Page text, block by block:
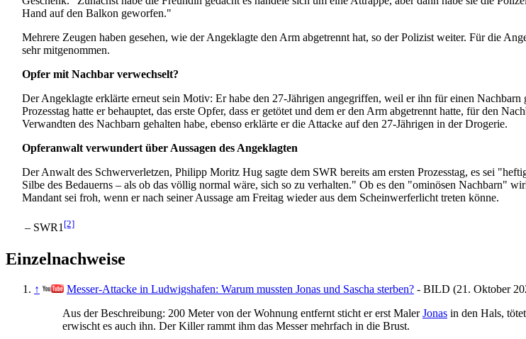
Hand auf den Balkon geworfen."
Mehrere Zeugen haben gesehen, wie der Angeklagte den Arm abgetrennt hat, so der Polizist weiter. Für die
sehr mitgenommen.
Opfer mit Nachbar verwechselt?
Der Angeklagte erklärte erneut sein Motiv: Er habe den 27-Jährigen angegriffen, weil er ihn für einen
Prozesstag hatte er behauptet, das erste Opfer, dass er getötet und dem er den Arm abgetrennt hatte, für den
Verwandten des Nachbarn gehalten habe, ebenso erklärte er die Attacke auf den 27-Jährigen in der Drogerie.
Opferanwalt verwundert über Aussagen des Angeklagten
Der Anwalt des Schwerverletzen, Philipp Moritz Hug sagte dem SWR bereits am ersten Prozesstag, es sei
Silbe des Bedauerns – als ob das völlig normal wäre, sich so zu verhalten." Ob es den "ominösen Nachbarn"
Mandant sei froh, wenn er nach seiner Aussage am Freitag wieder aus dem Scheinwerfer­licht treten könne.
– SWR1 [2]
Einzelnachweise
↑ Messer-Attacke in Ludwigshafen: Warum mussten Jonas und Sascha sterben? - BILD (21. Oktober
Aus der Beschreibung: 200 Meter von der Wohnung entfernt sticht er erst MalerJonas in den Hals,
erwischt es auch ihn. Der Killer rammt ihm das Messer mehrfach in die Brust.